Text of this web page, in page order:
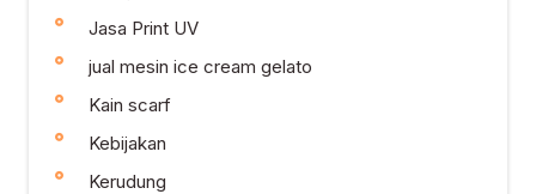
Jasa Print UV
jual mesin ice cream gelato
Kain scarf
Kebijakan
Kerudung